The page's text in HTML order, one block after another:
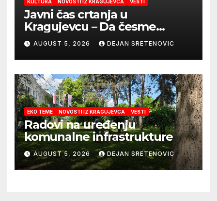
KULTURA NOVOSTI IZ KRAGUJEVCA VESTI
Javni čas crtanja u
Kragujevcu – Da česme
zažive
AUGUST 5, 2026 DEJAN SRETENOVIC
EKO TEME NOVOSTI IZ KRAGUJEVCA VESTI
Radovi na uređenju
komunalne infrastrukture
AUGUST 5, 2026 DEJAN SRETENOVIC